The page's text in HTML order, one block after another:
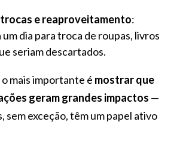
trocas e reaproveitamento:
dia para troca de roupas, livros
seriam descartados.
mais importante é mostrar que
geram grandes impactos —
sem exceção, têm um papel ativo